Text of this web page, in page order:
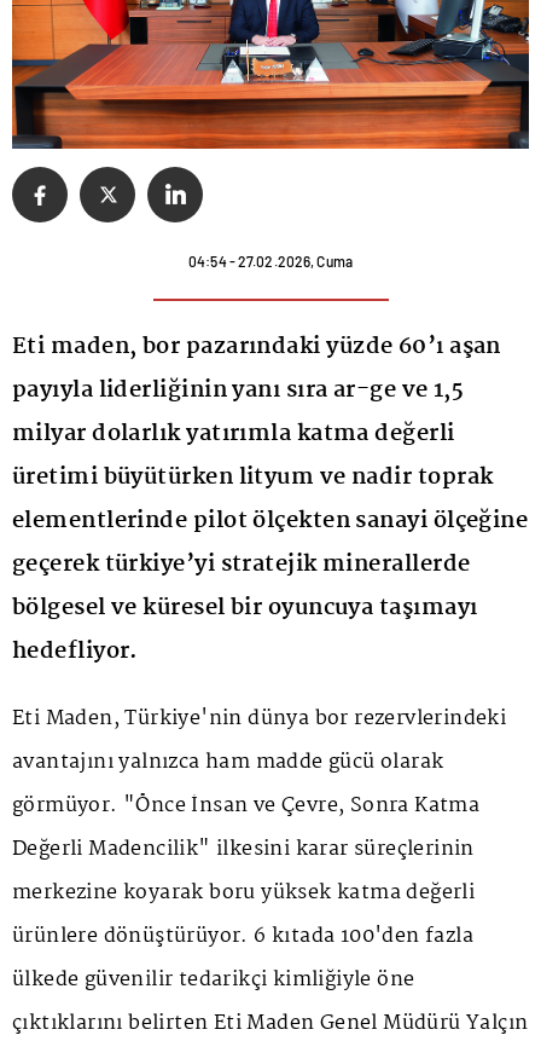
04:54 - 27.02.2026, Cuma
Eti maden, bor pazarındaki yüzde 60’ı aşan
payıyla liderliğinin yanı sıra ar-ge ve 1,5
milyar dolarlık yatırımla katma değerli
üretimi büyütürken lityum ve nadir toprak
elementlerinde pilot ölçekten sanayi ölçeğine
geçerek türkiye’yi stratejik minerallerde
bölgesel ve küresel bir oyuncuya taşımayı
hedefliyor.
Eti Maden, Türkiye'nin dünya bor rezervlerindeki
avantajını yalnızca ham madde gücü olarak
görmüyor. "Önce İnsan ve Çevre, Sonra Katma
Değerli Madencilik" ilkesini karar süreçlerinin
merkezine koyarak boru yüksek katma değerli
ürünlere dönüştürüyor. 6 kıtada 100'den fazla
ülkede güvenilir tedarikçi kimliğiyle öne
çıktıklarını belirten Eti Maden Genel Müdürü Yalçın